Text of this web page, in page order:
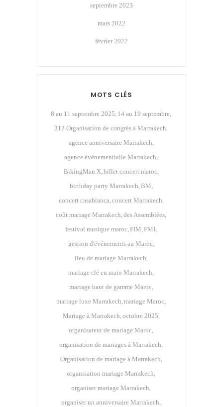
septembre 2023
mars 2022
février 2022
MOTS CLÉS
8 au 11 septembre 2025 14 au 19 septembre
312 Organisation de congrès à Marrakech
agence anniversaire Marrakech
agence événementielle Marrakech
BikingMan X billet concert maroc
birthday party Marrakech BM
concert casablanca concert Marrakech
coût mariage Marrakech des Assemblées
festival musique maroc FIM FMI
gestion d'événements au Maroc
lieu de mariage Marrakech
mariage clé en main Marrakech
mariage haut de gamme Maroc
mariage luxe Marrakech mariage Maroc
Mariage à Marrakech octobre 2025
organisateur de mariage Maroc
organisation de mariages à Marrakech
Organisation de mariage à Marrakech
organisation mariage Marrakech
organiser mariage Marrakech
organiser un anniversaire Marrakech